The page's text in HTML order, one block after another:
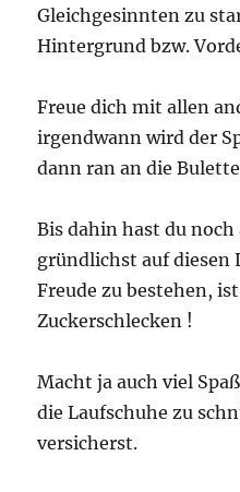
Gleichgesinnten zu
Hintergrund bzw.
Freue dich mit allen
irgendwann wird der
dann ran an die
Bis dahin hast du
gründlichst auf diesen
Freude zu bestehen,
Zuckerschlecken !
Macht ja auch viel
die Laufschuhe zu
versicherst.